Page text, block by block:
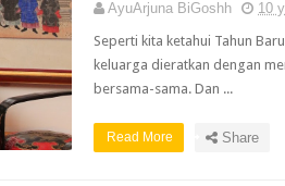
AyuArjuna BiGoshh
10
Seperti kita ketahui Tahun
keluarga dieratkan dengan
bersama-sama. Dan ...
Read More Share